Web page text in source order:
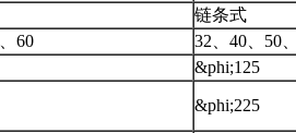
链条式
60
32、40、50
&phi;125
&phi;225